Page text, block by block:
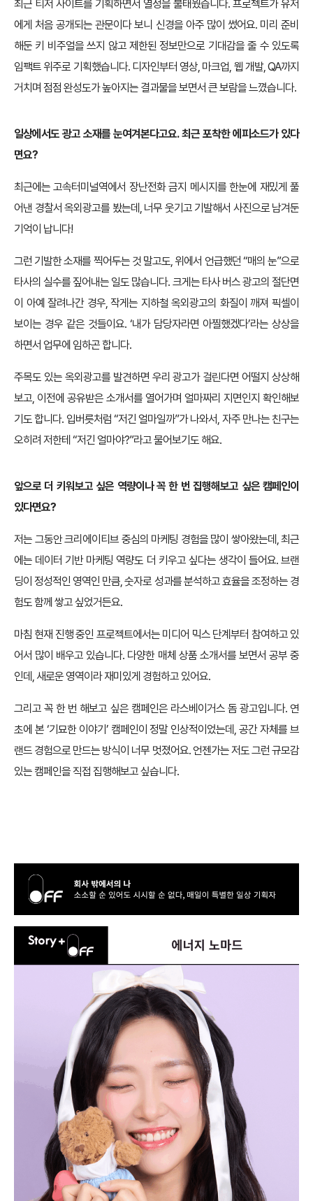
최근 티저 사이트를 기획하면서 열정을 불태웠습니다. 프로젝트가 유저
에게 처음 공개되는 관문이다 보니 신경을 아주 많이 썼어요. 미리 준비
해둔 키 비주얼을 쓰지 않고 제한된 정보만으로 기대감을 줄 수 있도록
임팩트 위주로 기획했습니다. 디자인부터 영상, 마크업, 웹 개발, QA까지
거치며 점점 완성도가 높아지는 결과물을 보면서 큰 보람을 느꼈습니다.
일상에서도 광고 소재를 눈여겨본다고요. 최근 포착한 에피소드가 있다
면요?
최근에는 고속터미널역에서 장난전화 금지 메시지를 한눈에 재밌게 풀
어낸 경찰서 옥외광고를 봤는데, 너무 웃기고 기발해서 사진으로 남겨둔
기억이 납니다!
그런 기발한 소재를 찍어두는 것 말고도, 위에서 언급했던 “매의 눈”으로
타사의 실수를 짚어내는 일도 많습니다. 크게는 타사 버스 광고의 절단면
이 아예 잘려나간 경우, 작게는 지하철 옥외광고의 화질이 깨져 픽셀이
보이는 경우 같은 것들이요. ‘내가 담당자라면 아찔했겠다’라는 상상을
하면서 업무에 임하곤 합니다.
주목도 있는 옥외광고를 발견하면 우리 광고가 걸린다면 어떨지 상상해
보고, 이전에 공유받은 소개서를 열어가며 얼마짜리 지면인지 확인해보
기도 합니다. 입버릇처럼 “저긴 얼마일까”가 나와서, 자주 만나는 친구는
오히려 저한테 “저긴 얼마야?”라고 물어보기도 해요.
앞으로 더 키워보고 싶은 역량이나 꼭 한 번 집행해보고 싶은 캠페인이
있다면요?
저는 그동안 크리에이티브 중심의 마케팅 경험을 많이 쌓아왔는데, 최근
에는 데이터 기반 마케팅 역량도 더 키우고 싶다는 생각이 들어요. 브랜
딩이 정성적인 영역인 만큼, 숫자로 성과를 분석하고 효율을 조정하는 경
험도 함께 쌓고 싶었거든요.
마침 현재 진행 중인 프로젝트에서는 미디어 믹스 단계부터 참여하고 있
어서 많이 배우고 있습니다. 다양한 매체 상품 소개서를 보면서 공부 중
인데, 새로운 영역이라 재미있게 경험하고 있어요.
그리고 꼭 한 번 해보고 싶은 캠페인은 라스베이거스 돔 광고입니다. 연
초에 본 ‘기묘한 이야기’ 캠페인이 정말 인상적이었는데, 공간 자체를 브
랜드 경험으로 만드는 방식이 너무 멋졌어요. 언젠가는 저도 그런 규모감
있는 캠페인을 직접 집행해보고 싶습니다.